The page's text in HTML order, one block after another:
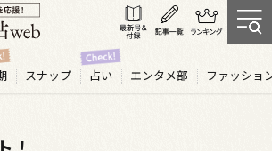
スナップ 占い エンタメ部 ファッショ